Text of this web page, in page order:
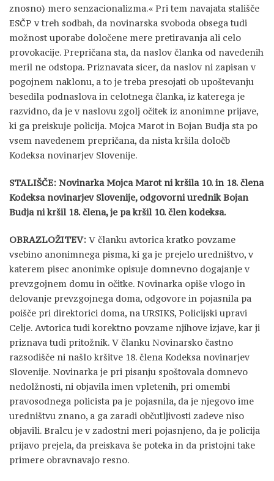
znosno) mero senzacionalizma.« Pri tem navajata stališče
ESČP v treh sodbah, da novinarska svoboda obsega tudi
možnost uporabe določene mere pretiravanja ali celo
provokacije. Prepričana sta, da naslov članka od navedenih
meril ne odstopa. Priznavata sicer, da naslov ni zapisan v
pogojnem naklonu, a to je treba presojati ob upoštevanju
besedila podnaslova in celotnega članka, iz katerega je
razvidno, da je v naslovu zgolj očitek iz anonimne prijave,
ki ga preiskuje policija. Mojca Marot in Bojan Budja sta po
vsem navedenem prepričana, da nista kršila določb
Kodeksa novinarjev Slovenije.
STALIŠČE: Novinarka Mojca Marot ni kršila 10. in 18. člena
Kodeksa novinarjev Slovenije, odgovorni urednik Bojan
Budja ni kršil 18. člena, je pa kršil 10. člen kodeksa.
OBRAZLOŽITEV: V članku avtorica kratko povzame
vsebino anonimnega pisma, ki ga je prejelo uredništvo, v
katerem pisec anonimke opisuje domnevno dogajanje v
prevzgojnem domu in očitke. Novinarka opiše vlogo in
delovanje prevzgojnega doma, odgovore in pojasnila pa
poišče pri direktorici doma, na URSIKS, Policijski upravi
Celje. Avtorica tudi korektno povzame njihove izjave, kar ji
priznava tudi pritožnik. V članku Novinarsko častno
razsodišče ni našlo kršitve 18. člena Kodeksa novinarjev
Slovenije. Novinarka je pri pisanju spoštovala domnevo
nedolžnosti, ni objavila imen vpletenih, pri omembi
pravosodnega policista pa je pojasnila, da je njegovo ime
uredništvu znano, a ga zaradi občutljivosti zadeve niso
objavili. Bralcu je v zadostni meri pojasnjeno, da je policija
prijavo prejela, da preiskava še poteka in da pristojni take
primere obravnavajo resno.